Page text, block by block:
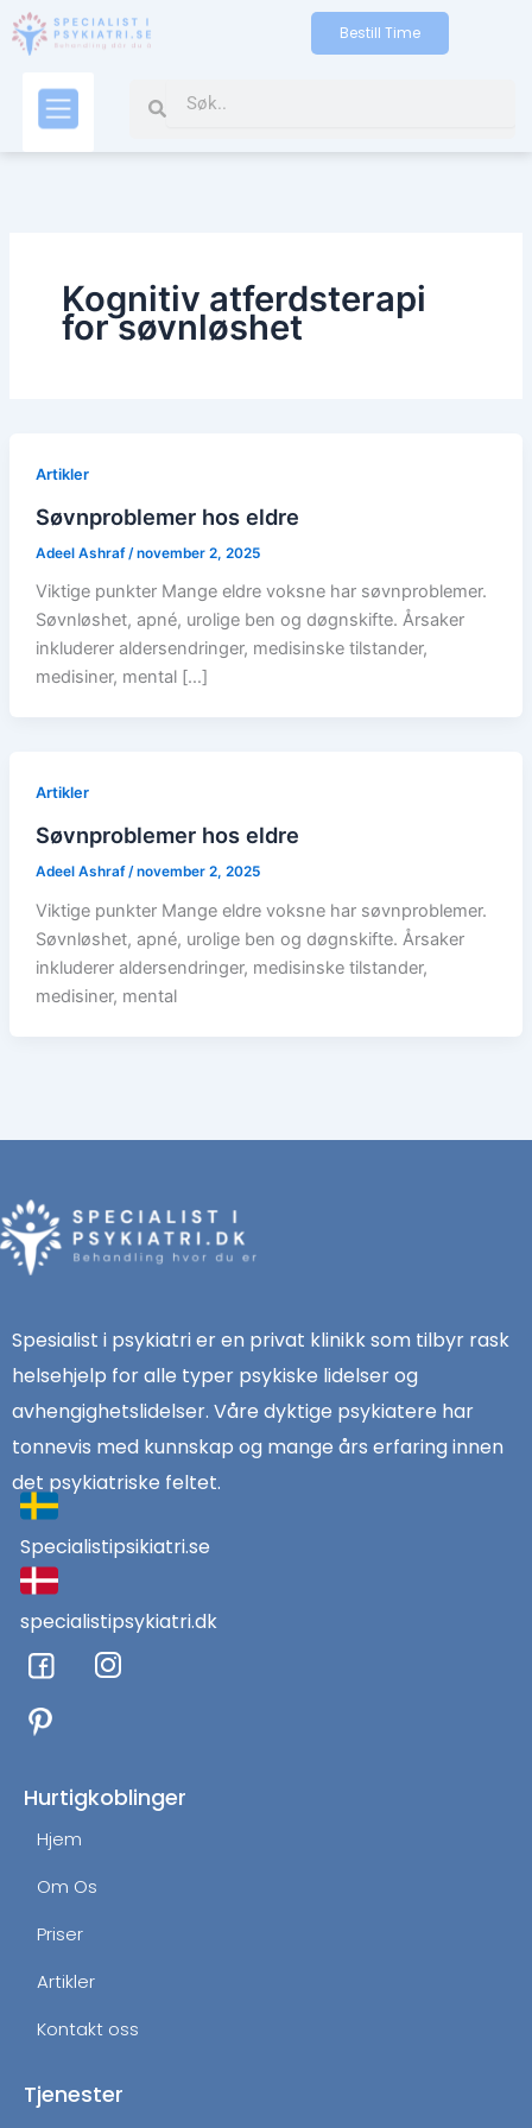
Bestill Time
Search
Kognitiv atferdsterapi
for søvnløshet
Artikler
Søvnproblemer hos eldre
Adeel Ashraf /november 2, 2025
Viktige punkter Mange eldre voksne har søvnproblemer.
Søvnløshet, apné, urolige ben og døgnskifte. Årsaker
inkluderer aldersendringer, medisinske tilstander,
medisiner, mental […]
Artikler
Søvnproblemer hos eldre
Adeel Ashraf/november 2, 2025
Viktige punkter Mange eldre voksne har søvnproblemer.
Søvnløshet, apné, urolige ben og døgnskifte. Årsaker
inkluderer aldersendringer, medisinske tilstander,
medisiner, mental
Spesialist i psykiatri er en privat klinikk som tilbyr rask
helsehjelp for alle typer psykiske lidelser og
avhengighetslidelser. Våre dyktige psykiatere har
tonnevis med kunnskap og mange års erfaring innen
det psykiatriske feltet.
Specialistipsikiatri.se
specialistipsykiatri.dk
F
a
c
e
o
k
I
n
g
Hurtigkoblinger
Hjem
Om Os
Priser
Artikler
Kontakt oss
Tjenester